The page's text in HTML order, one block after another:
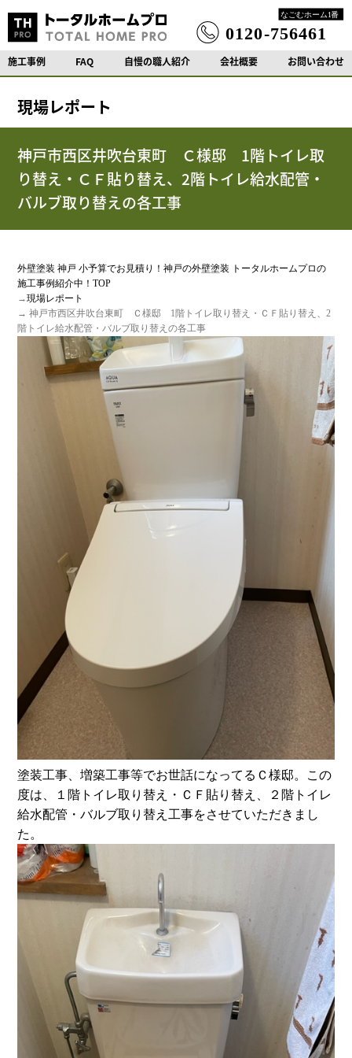
施工事例 FAQ 自慢の職人紹介 会社概要 お問い合わせ
現場レポート
神戸市西区井吹台東町 Ｃ様邸 1階トイレ取
り替え・ＣＦ貼り替え、2階トイレ給水配管・
バルブ取り替えの各工事
外壁塗装 神戸 小予算でお見積り！神戸の外壁塗装 トータルホームプロの
施工事例紹介中！TOP
→現場レポート
→ 神戸市西区井吹台東町 Ｃ様邸 1階トイレ取り替え・ＣＦ貼り替え、2
階トイレ給水配管・バルブ取り替えの各工事
塗装工事、増築工事等でお世話になってるＣ様邸。この
度は、１階トイレ取り替え・ＣＦ貼り替え、２階トイレ
給水配管・バルブ取り替え工事をさせていただきまし
た。